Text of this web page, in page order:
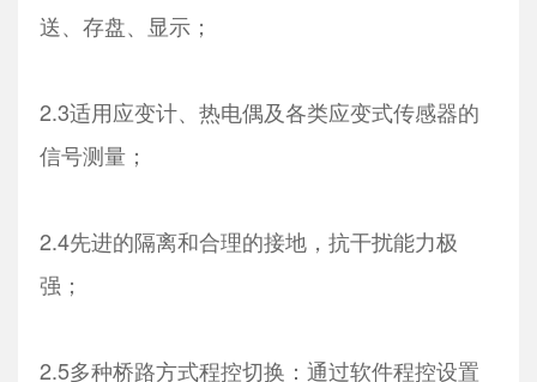
送、存盘、显示；
2.3适用应变计、热电偶及各类应变式传感器的
信号测量；
2.4先进的隔离和合理的接地，抗干扰能力极
强；
2.5多种桥路方式程控切换：通过软件程控设置